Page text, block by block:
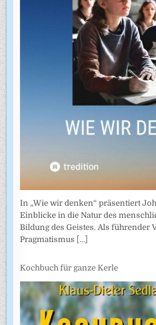
In „Wie wir denken“ präsentiert
Einblicke in die Natur des
Bildung des Geistes. Als führender
Pragmatismus [...]
Kochbuch für ganze Kerle